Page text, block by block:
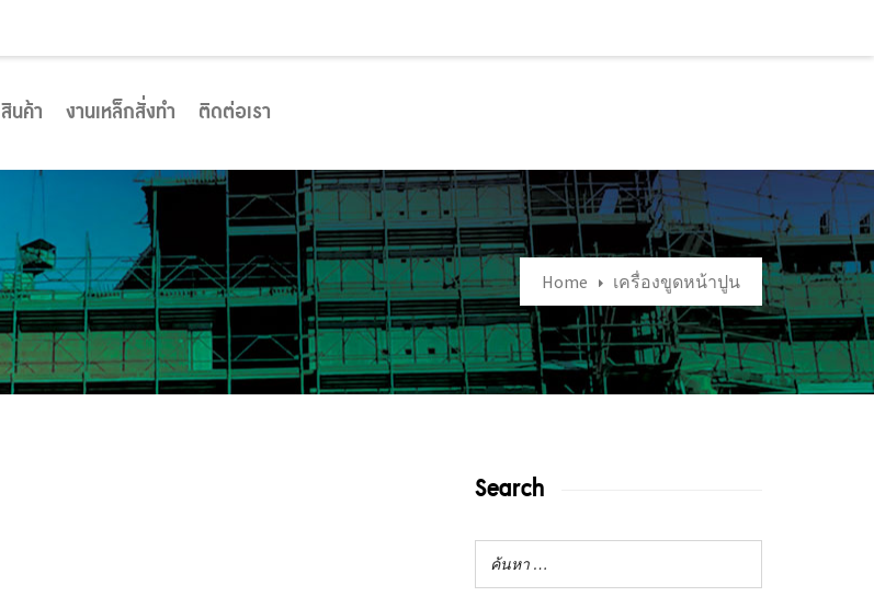
สินค้า งานเหล็กสั่งทำ ติดต่อเรา
Home เครื่องขูดหน้าปูน
Search